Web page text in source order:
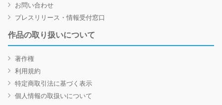
お問い合わせ
プレスリリース・情報受付窓口
作品の取り扱いについて
著作権
利用規約
特定商取引法に基づく表示
個人情報の取扱いについて